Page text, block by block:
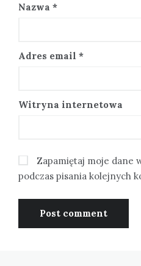
Nazwa *
Adres email *
Witryna internetowa
Zapamiętaj moje dane
podczas pisania kolejnych